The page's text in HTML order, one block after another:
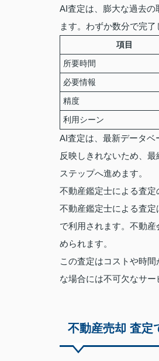
AI査定は、膨大な過去
ます。わずか数分で完
項目
所要時間
必要情報
精度
利用シーン
AI査定は、最新データ
反映しきれないため、
ステップへ進めます。
不動産鑑定士による査定
不動産鑑定士による査
で利用されます。不動
められます。
この査定はコストや時
な場合には不可欠なサ
不動産売却 査定